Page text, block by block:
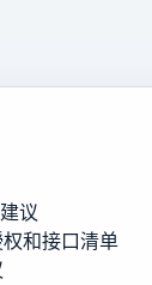
议
和接口清单